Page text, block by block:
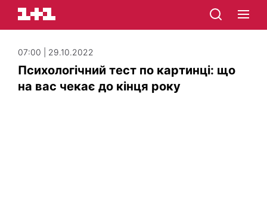
07:00 | 29.10.2022
Психологічний тест по картинці: що
на вас чекає до кінця року